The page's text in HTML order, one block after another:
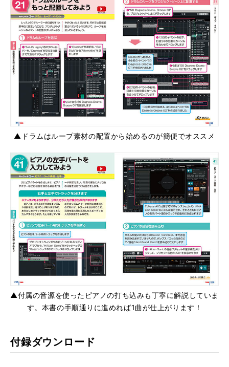
▲ドラムはループ素材の配置から始めるのが簡便でオススメ
▲付属の音源を使ったピアノの打ち込みも丁寧に解説していま
す。本書の手順通りに進めれば1曲が仕上がります！
付録ダウンロード